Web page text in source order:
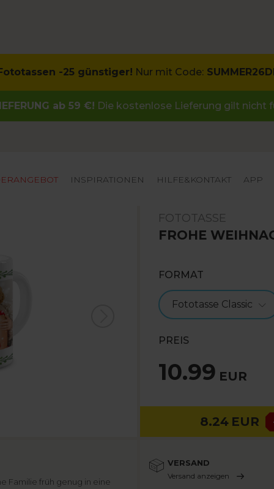
-25 günstiger! Nur mit Code:
ab 59 €! Die kostenlose Lieferung gilt nicht
INSPIRATIONEN HILFE&KONTAKT APP
FOTOTASSE
FROHE
FORMAT
Fototasse Classic
PREIS
10.99 EUR
8.24 EUR
Familie früh genug in eine
VERSAND
Versand anzeigen